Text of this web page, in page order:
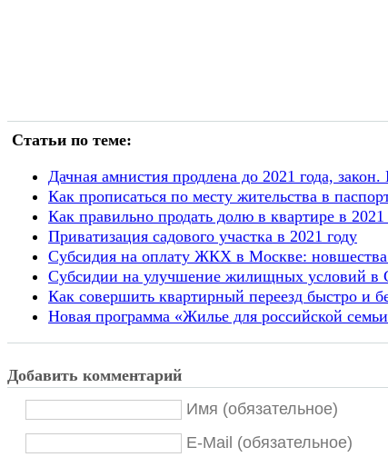
Статьи по теме:
Дачная амнистия продлена до 2021 года,
Как прописаться по месту жительства в
Как правильно продать долю в квартире в 2021
Приватизация садового участка в 2021 году
Субсидия на оплату ЖКХ в Москве: новшества
Cубсидии на улучшение жилищных условий в
Как совершить квартирный переезд быстро и
Новая программа «Жилье для российской
Добавить комментарий
Имя (обязательное)
E-Mail (обязательное)